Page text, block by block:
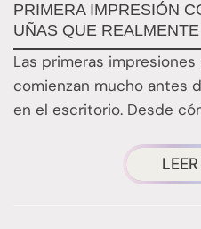
PRIMERA IMPRESIÓN
UÑAS QUE
Las primeras
comienzan mucho antes
en el escritorio. Desde